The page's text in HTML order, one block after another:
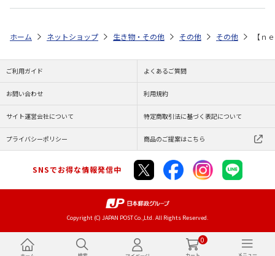
0
ホーム ネットショップ 生き物・その他 その他 その他 【ｎ
ご利用ガイド よくあるご質問
お問い合わせ 利用規約
サイト運営会社について 特定商取引法に基づく表記について
プライバシーポリシー 商品のご提案はこちら
SNSでお得な情報発信中
Copyright (C) JAPAN POST Co.,Ltd. All Rights Reserved.